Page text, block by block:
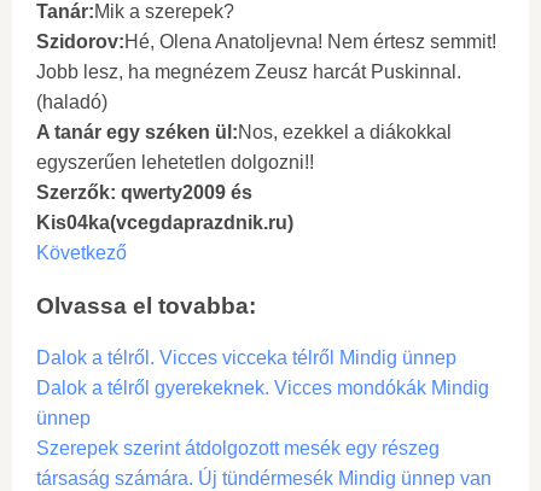
Tanár:Mik a szerepek?
Szidorov:Hé, Olena Anatoljevna! Nem értesz semmit!
Jobb lesz, ha megnézem Zeusz harcát Puskinnal.
(haladó)
A tanár egy széken ül:Nos, ezekkel a diákokkal
egyszerűen lehetetlen dolgozni!!
Szerzők: qwerty2009 és
Kis04ka(vcegdaprazdnik.ru)
Következő
Olvassa el tovabba:
Dalok a télről. Vicces vicceka télről Mindig ünnep
Dalok a télről gyerekeknek. Vicces mondókák Mindig
ünnep
Szerepek szerint átdolgozott mesék egy részeg
társaság számára. Új tündérmesék Mindig ünnep van